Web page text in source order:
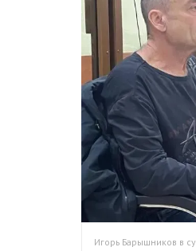
Игорь Барышников в